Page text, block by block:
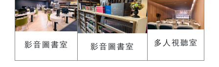
影音圖書室 影音圖書室 多人視聽室